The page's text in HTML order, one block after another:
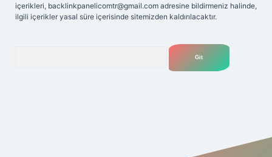
içerikleri, backlinkpanelicomtr@gmail.com adresine bildirmeniz halinde,
ilgili içerikler yasal süre içerisinde sitemizden kaldırılacaktır.